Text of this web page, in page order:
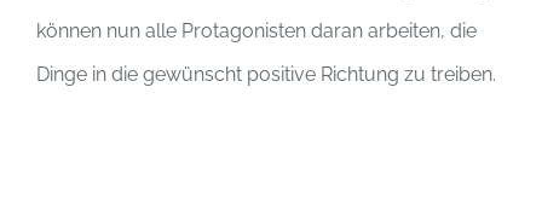
können nun alle Protagonisten daran arbeiten, die
Dinge in die gewünscht positive Richtung zu treiben.